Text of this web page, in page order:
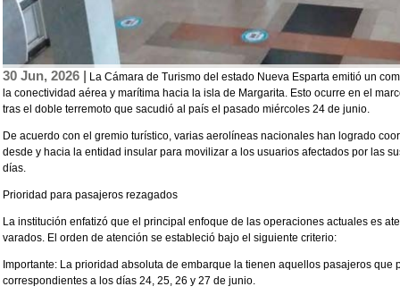
30 Jun, 2026 | La Cámara de Turismo del estado Nueva Esparta emitió un
la conectividad aérea y marítima hacia la isla de Margarita. Esto ocurre en el
tras el doble terremoto que sacudió al país el pasado miércoles 24 de junio.
De acuerdo con el gremio turístico, varias aerolíneas nacionales han logrado
desde y hacia la entidad insular para movilizar a los usuarios afectados por las
días.
Prioridad para pasajeros rezagados
La institución enfatizó que el principal enfoque de las operaciones actuales es
varados. El orden de atención se estableció bajo el siguiente criterio:
Importante: La prioridad absoluta de embarque la tienen aquellos pasajeros que
correspondientes a los días 24, 25, 26 y 27 de junio.